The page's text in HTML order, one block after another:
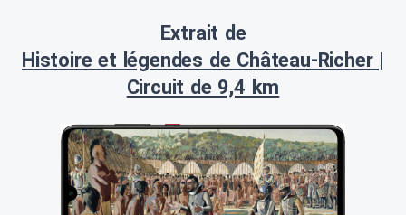
Extrait de
Histoire et légendes de Château-Richer |
Circuit de 9,4 km